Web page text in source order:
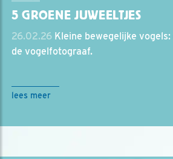
5 GROENE JUWEELTJES
26.02.26 Kleine bewegelijke
de vogelfotograaf.
lees meer